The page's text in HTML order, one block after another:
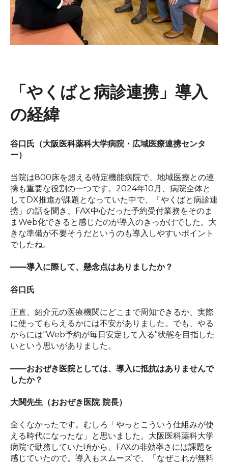
「やくばと病診連携」導入
の経緯
谷口氏（大阪医科薬科大学病院・ 広域医療連携センタ
ー）
当院は800床を超える特定機能病院で、地域医療との連
携も重要な役割の一つです。 2024年10月、病院全体と
してDX推進が課題となっていた中で、「やくばと病診連
携」の話を聞き、 FAX中心だった予約受付業務をそのま
ま Web化できると感じたのが導入のきっかけでした。大
きな準備が不要そうだというのも導入しやすいポイント
でしたね。
――導入に際して、懸念点はありましたか？
谷口氏
正直、紹介元の医療機関にどこまで周知できるか、実際
に使ってもらえるかには不安がありました。でも、やる
からには“Web予約が毎日安定して入る”状態を目指した
いという思いがありました。
――おおぜき医院としては、導入に抵抗はありませんで
したか？
大関先生（おおぜき医院 院長）
全くなかったです。むしろ「やっとこういう仕組みが使
える時代になったな」と思いました。大阪医科薬科大学
病院で勤務していた頃から、FAXの非効率さには課題を
感じていたので。導入もスムーズで、「なぜこれが無料